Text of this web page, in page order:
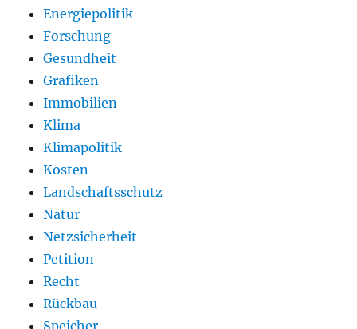
Energiepolitik
Forschung
Gesundheit
Grafiken
Immobilien
Klima
Klimapolitik
Kosten
Landschaftsschutz
Natur
Netzsicherheit
Petition
Recht
Rückbau
Speicher